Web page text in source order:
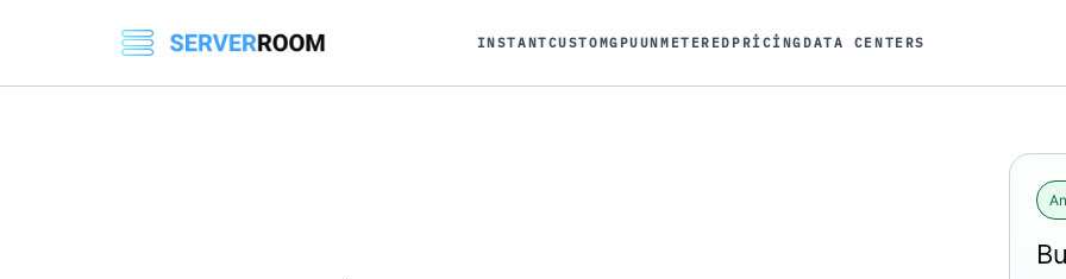
INSTANTCUSTOMGPUUNMETERED PRICING DATA CENTERS